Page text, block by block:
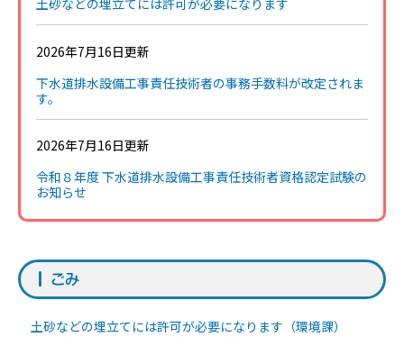
2026年7月16日更新
下水道排水設備工事責任技術者の事務手数料が改定されま
す。
2026年7月16日更新
令和８年度 下水道排水設備工事責任技術者資格認定試験の
お知らせ
ごみ
土砂などの埋立てには許可が必要になります（環境課）